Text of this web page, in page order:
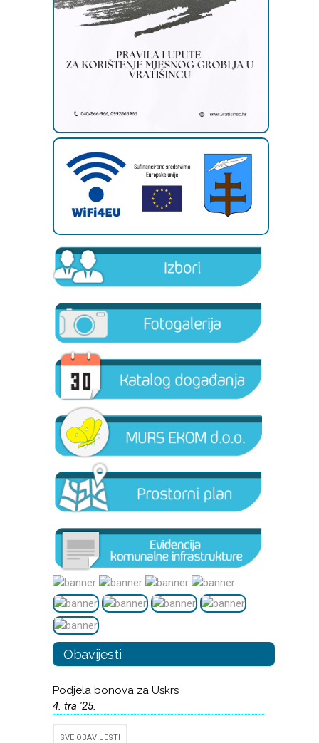
Obavijesti
Podjela bonova za Uskrs
4. tra '25.
SVE OBAVIJESTI